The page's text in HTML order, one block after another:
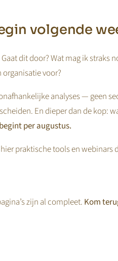
winst
stichtingen) heeftvoldoende
is.
rendement van
had een
van kinderopvang moet dit
Per 2029 is hoogst
de meest logische keuze om de
en hoe moet je dit
volgende
dit door? Wat mag ik straks
voor?
analyses — geen
En dieper dan de kop:
per augustus.
praktische tools en webinars
zijn al compleet. Kom